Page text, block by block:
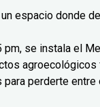
espacio donde
se instala el
perderte